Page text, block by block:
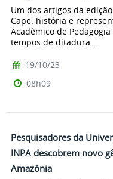
Um dos artigos da
Cape: história e
Acadêmico de
tempos de ditadura...
19/10/23
08h09
Pesquisadores da
INPA descobrem novo
Amazônia